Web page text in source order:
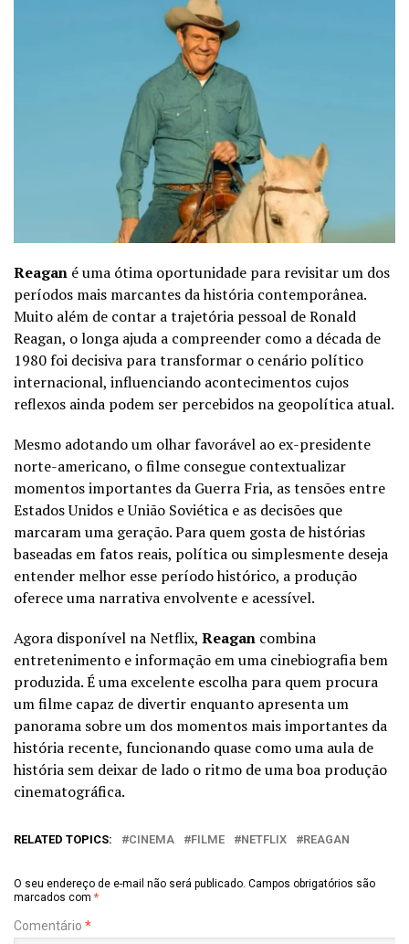
Reagan é uma ótima oportunidade para revisitar um dos
períodos mais marcantes da história contemporânea.
Muito além de contar a trajetória pessoal de Ronald
Reagan, o longa ajuda a compreender como a década de
1980 foi decisiva para transformar o cenário político
internacional, influenciando acontecimentos cujos
reflexos ainda podem ser percebidos na geopolítica atual.
Mesmo adotando um olhar favorável ao ex-presidente
norte-americano, o filme consegue contextualizar
momentos importantes da Guerra Fria, as tensões entre
Estados Unidos e União Soviética e as decisões que
marcaram uma geração. Para quem gosta de histórias
baseadas em fatos reais, política ou simplesmente deseja
entender melhor esse período histórico, a produção
oferece uma narrativa envolvente e acessível.
Agora disponível na Netflix, Reagan combina
entretenimento e informação em uma cinebiografia bem
produzida. É uma excelente escolha para quem procura
um filme capaz de divertir enquanto apresenta um
panorama sobre um dos momentos mais importantes da
história recente, funcionando quase como uma aula de
história sem deixar de lado o ritmo de uma boa produção
cinematográfica.
RELATED TOPICS: CINEMA FILME NETFLIX REAGAN
O seu endereço de e-mail não será publicado. Campos obrigatórios são
marcados com *
Comentário *